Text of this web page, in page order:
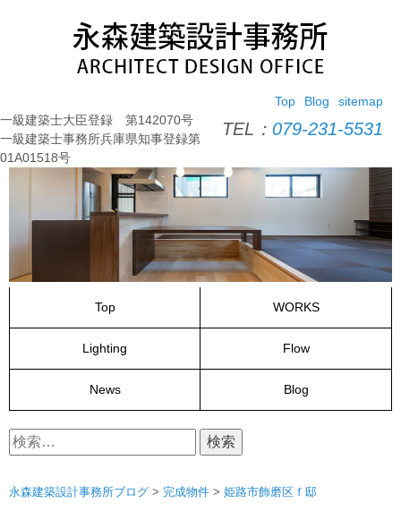
ス
キ
ッ
sitemap
Blog
Top
TEL： 079-231-5531
一級建築士大臣登録 第142070号
一級建築士事務所兵庫県知事登録第
01A01518号
Top WORKS
Lighting Flow
News Blog
検
索:
永森建築設計事務所ブログ > 完成物件 > 姫路市飾磨区ｆ邸